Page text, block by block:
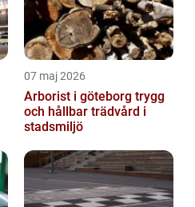
07 maj 2026
Arborist i göteborg trygg
och hållbar trädvård i
stadsmiljö